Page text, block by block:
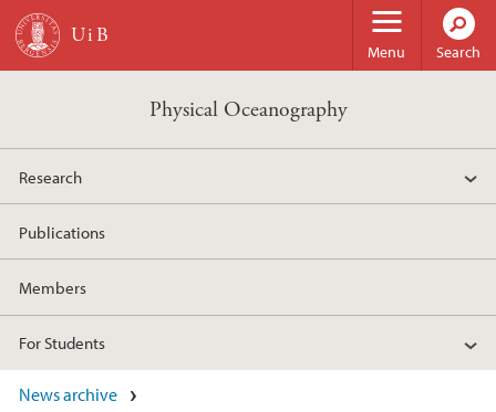
Skip to main content
Menu Search
Physical Oceanography
Research
Publications
Members
For Students
News archive